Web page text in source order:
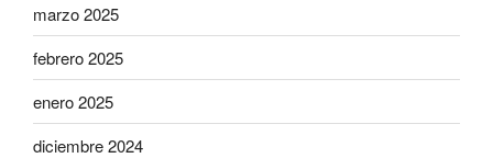
marzo 2025
febrero 2025
enero 2025
diciembre 2024